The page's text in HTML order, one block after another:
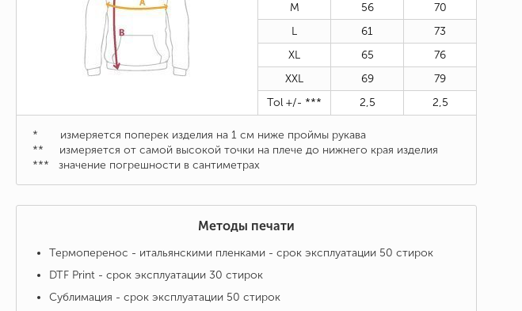
M
56
70
L
61
73
XL
65
76
XXL
69
79
Tol +/- ***
2,5 2,5
* измеряется поперек изделия на 1 см ниже проймы рукава
** измеряется от самой высокой точки на плече до нижнего края изделия
*** значение погрешности в сантиметрах
Методы печати
Термоперенос - итальянскими пленками - срок эксплуатации 50 стирок
DTF Print - срок эксплуатации 30 стирок
Сублимация - срок эксплуатации 50 стирок